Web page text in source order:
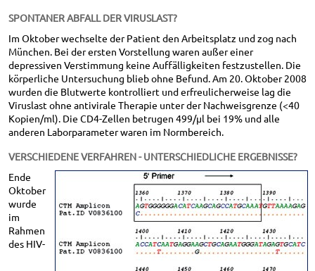
SPONTANER ABFALL DER VIRUSLAST?
Im Oktober wechselte der Patient den Arbeitsplatz und zog nach
München. Bei der ersten Vorstellung waren außer einer
depressiven Verstimmung keine Auffälligkeiten festzustellen. Die
körperliche Untersuchung blieb ohne Befund. Am 20. Oktober 2008
wurden die Blutwerte kontrolliert und erfreulicherweise lag die
Viruslast ohne antivirale Therapie unter der Nachweisgrenze (<40
Kopien/ml). Die CD4-Zellen betrugen 499/µl bei 19% und alle
anderen Laborparameter waren im Normbereich.
VERSCHIEDENE VERFAHREN - UNTERSCHIEDLICHE ERGEBNISSE?
Ende
Oktober
wurde
im
Rahmen
des HIV-